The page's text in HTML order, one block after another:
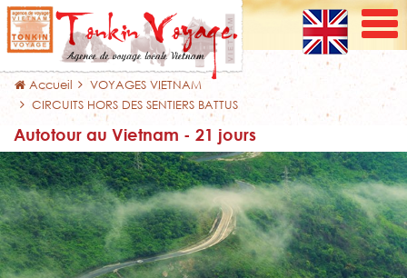
Accueil
VOYAGES VIETNAM
CIRCUITS HORS DES SENTIERS BATTUS
Autotour au Vietnam - 21 jours